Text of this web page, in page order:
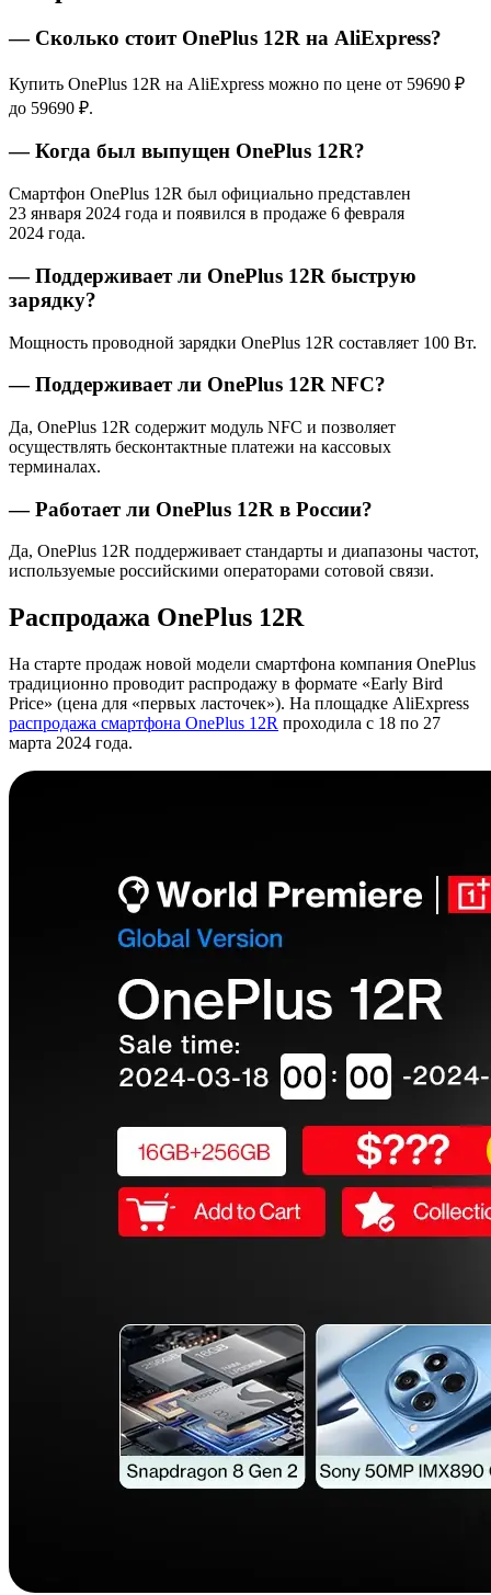
— Сколько стоит OnePlus 12R на AliExpress?
Купить OnePlus 12R на AliExpress можно по цене от 59690 ₽
до 59690 ₽.
— Когда был выпущен OnePlus 12R?
Смартфон OnePlus 12R был официально представлен
23 января 2024 года и появился в продаже 6 февраля
2024 года.
— Поддерживает ли OnePlus 12R быструю
зарядку?
Мощность проводной зарядки OnePlus 12R составляет 100 Вт.
— Поддерживает ли OnePlus 12R NFC?
Да, OnePlus 12R содержит модуль NFC и позволяет
осуществлять бесконтактные платежи на кассовых
терминалах.
— Работает ли OnePlus 12R в России?
Да, OnePlus 12R поддерживает стандарты и диапазоны частот,
используемые российскими операторами сотовой связи.
Распродажа OnePlus 12R
На старте продаж новой модели смартфона компания OnePlus
традиционно проводит распродажу в формате «Early Bird
Price» (цена для «первых ласточек»). На площадке AliExpress
распродажа смартфона OnePlus 12R проходила с 18 по 27
марта 2024 года.